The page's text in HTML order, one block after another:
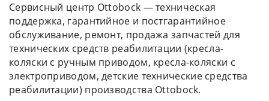
Сервисный центр Ottobock — техническая
поддержка, гарантийное и постгарантийное
обслуживание, ремонт, продажа запчастей для
технических средств реабилитации (кресла-
коляски с ручным приводом, кресла-коляски с
электроприводом, детские технические средства
реабилитации) производства Ottobock.